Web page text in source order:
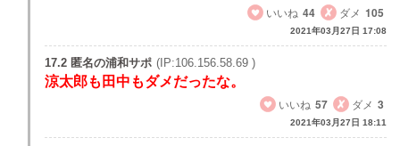
いいね 44 ダメ 105
2021年03月27日 17:08
17.2 匿名の浦和サポ (IP:106.156.58.69 )
涼太郎も田中もダメだったな。
いいね 57 ダメ 3
2021年03月27日 18:11